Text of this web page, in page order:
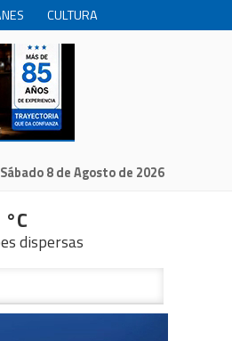
CULTURA
Sábado 8 de Agosto de 2026
dispersas